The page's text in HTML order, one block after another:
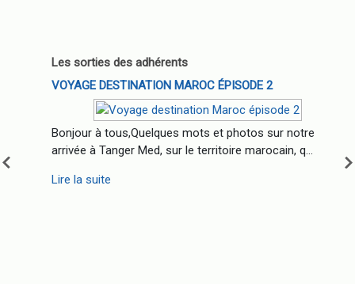
Les sorties des adhérents
VOYAGE DESTINATION MAROC ÉPISODE 2
Bonjour à tous,Quelques mots et photos sur notre
arrivée à Tanger Med, sur le territoire marocain, q...
Lire la suite